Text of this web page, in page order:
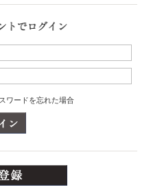
ワードを忘れた場合